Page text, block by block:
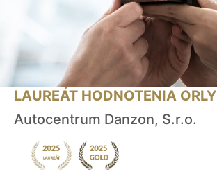
LAUREÁT HODNOTENIA ORLY
Autocentrum Danzon, S.r.o.